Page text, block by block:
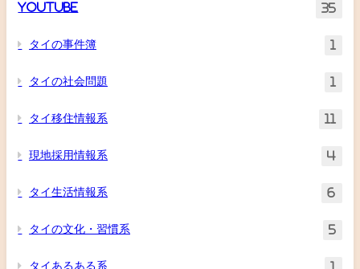
YouTube 35
タイの事件簿
タイの社会問題
タイ移住情報系
現地採用情報系 4
タイ生活情報系 6
タイの文化・習慣系 5
タイあるある系